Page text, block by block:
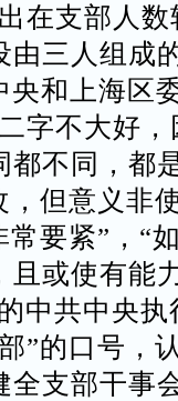
在支部人
由三人组成
央和上海区
字不大好
不同，都
，但意义非
要紧”，“
或使有能
中共中央
”的口号，
全支部干事